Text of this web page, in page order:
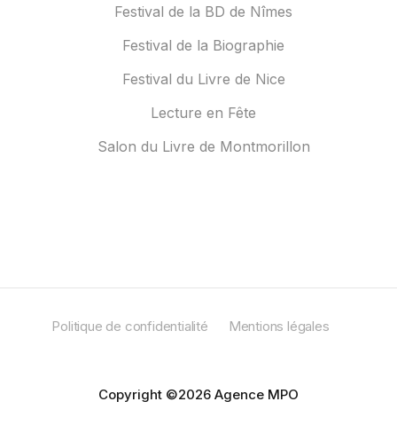
Festival de la BD de Nîmes
Festival de la Biographie
Festival du Livre de Nice
Lecture en Fête
Salon du Livre de Montmorillon
Politique de confidentialité Mentions légales
Copyright ©2026 Agence MPO